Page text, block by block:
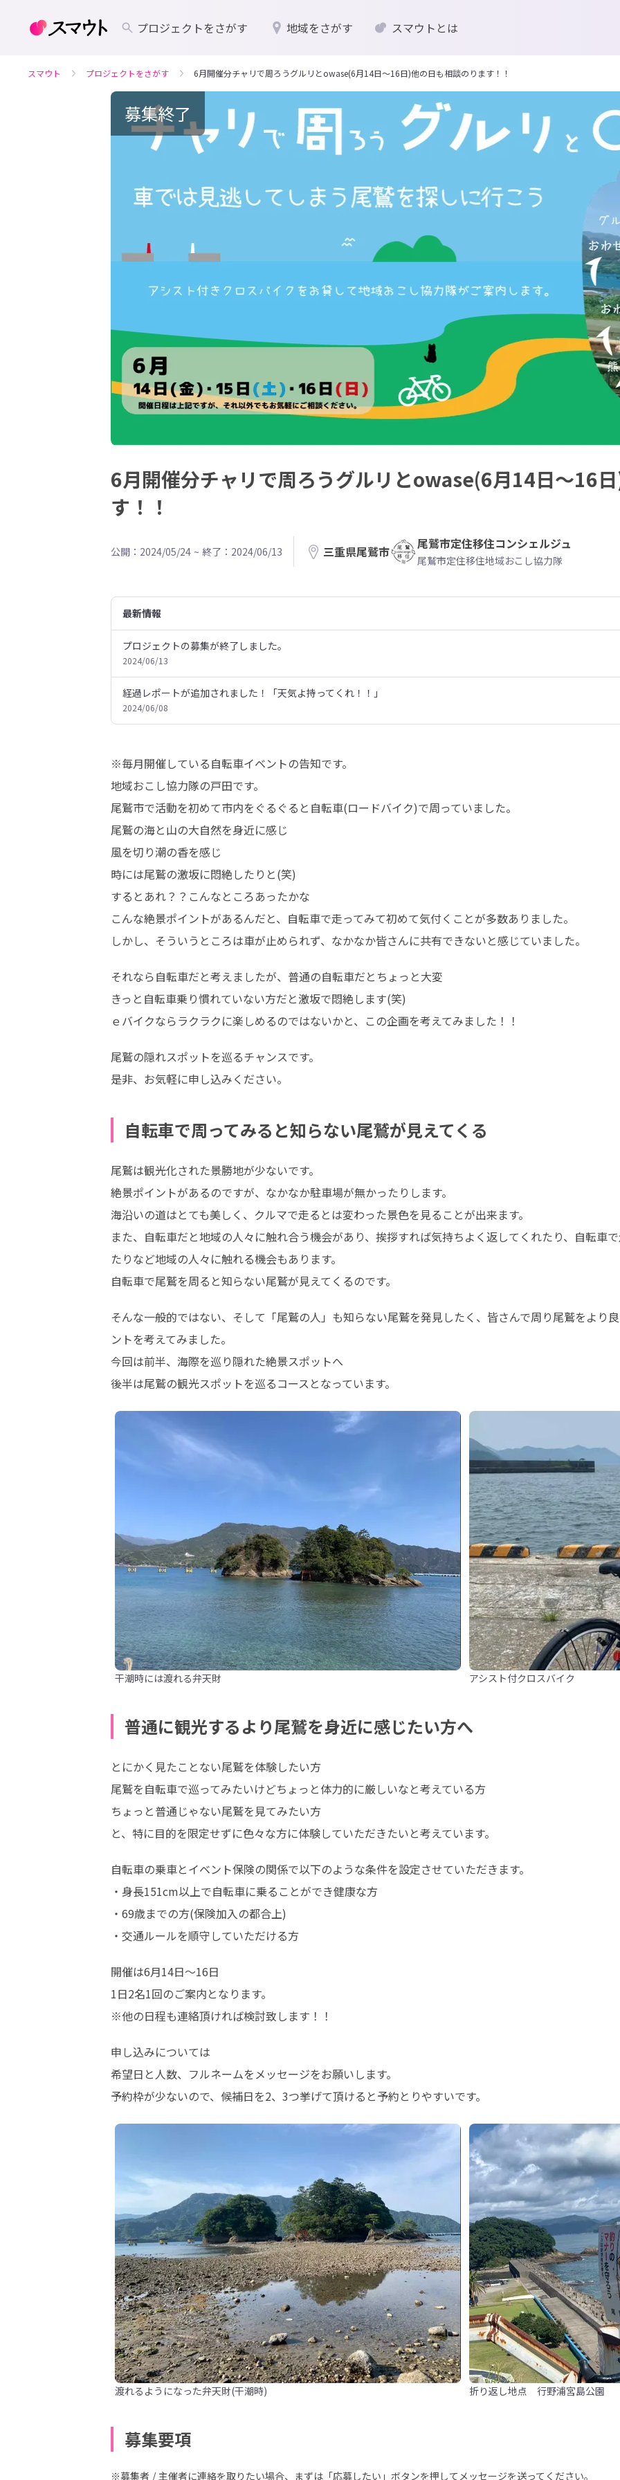
プロジェクトをさがす 地域をさがす スマウトとは
スマウト プロジェクトをさがす 6月開催分チャリで周ろうグルリとowase(6月14日～16日)他の日も相談のります！！
募集終了
6月開催分チャリで周ろうグルリとowase(6月14日～16
す！！
公開：2024/05/24 ~ 終了：2024/06/13 三重県尾鷲市 尾鷲市定住移住コンシェルジュ
尾鷲市定住移住地域おこし協力隊
最新情報
プロジェクトの募集が終了しました。
2024/06/13
経過レポートが追加されました！「天気よ持ってくれ！！」
2024/06/08
※毎月開催している自転車イベントの告知です。
地域おこし協力隊の戸田です。
尾鷲市で活動を初めて市内をぐるぐると自転車(ロードバイク)で周っていました。
尾鷲の海と山の大自然を身近に感じ
風を切り潮の香を感じ
時には尾鷲の激坂に悶絶したりと(笑)
するとあれ？？こんなところあったかな
こんな絶景ポイントがあるんだと、自転車で走ってみて初めて気付くことが多数ありました。
しかし、そういうところは車が止められず、なかなか皆さんに共有できないと感じていました。
それなら自転車だと考えましたが、普通の自転車だとちょっと大変
きっと自転車乗り慣れていない方だと激坂で悶絶します(笑)
ｅバイクならラクラクに楽しめるのではないかと、この企画を考えてみました！！
尾鷲の隠れスポットを巡るチャンスです。
是非、お気軽に申し込みください。
自転車で周ってみると知らない尾鷲が見えてくる
尾鷲は観光化された景勝地が少ないです。
絶景ポイントがあるのですが、なかなか駐車場が無かったりします。
海沿いの道はとても美しく、クルマで走るとは変わった景色を見ることが出来ます。
また、自転車だと地域の人々に触れ合う機会があり、挨拶すれば気持ちよく返してくれたり、自転車
たりなど地域の人々に触れる機会もあります。
自転車で尾鷲を周ると知らない尾鷲が見えてくるのです。
そんな一般的ではない、そして「尾鷲の人」も知らない尾鷲を発見したく、皆さんで周り尾鷲をより
ントを考えてみました。
今回は前半、海際を巡り隠れた絶景スポットへ
後半は尾鷲の観光スポットを巡るコースとなっています。
干潮時には渡れる弁天財 アシスト付クロスバイク
普通に観光するより尾鷲を身近に感じたい方へ
とにかく見たことない尾鷲を体験したい方
尾鷲を自転車で巡ってみたいけどちょっと体力的に厳しいなと考えている方
ちょっと普通じゃない尾鷲を見てみたい方
と、特に目的を限定せずに色々な方に体験していただきたいと考えています。
自転車の乗車とイベント保険の関係で以下のような条件を設定させていただきます。
・身長151cm以上で自転車に乗ることができ健康な方
・69歳までの方(保険加入の都合上)
・交通ルールを順守していただける方
開催は6月14日～16日
1日2名1回のご案内となります。
※他の日程も連絡頂ければ検討致します！！
申し込みについては
希望日と人数、フルネームをメッセージをお願いします。
予約枠が少ないので、候補日を2、3つ挙げて頂けると予約とりやすいです。
渡れるようになった弁天財(干潮時) 折り返し地点 行野浦宮島公園
募集要項
※募集者 / 主催者に連絡を取りたい場合、まずは「応募したい」ボタンを押してメッセージを送ってください。